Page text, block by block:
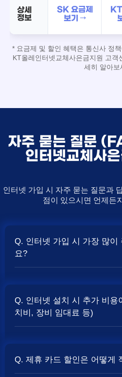
상세
정보
SK 요금제
보기 →
* 요금제 및 할인 혜택은 통신사 정
KT올레인터넷교체사은금지원 고
세히 알아보
자주 묻는 질문
인터넷교체사
인터넷 가입 시 자주 묻는 질문과
점이 있으시면 언제든
Q. 인터넷 가입 시 가장 많이
요?
보통 500Mbps 또는 1Gbps 인터
할 때 현금 사은품 및 상품권 혜택
Q. 인터넷 설치 시 추가 비용
치비, 장비 임대료 등)
청구되는 경우가 많습니다. 다만
Q. 제휴 카드 할인은 어떻게